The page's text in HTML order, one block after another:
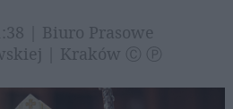
| Biuro Prasowe
| Kraków Ⓒ Ⓟ